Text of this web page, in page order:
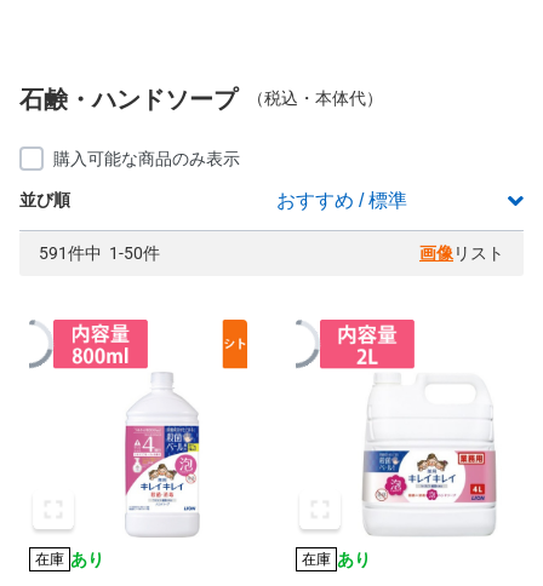
石鹸・ハンドソープ （税込・本体代）
購入可能な商品のみ表示
並び順
591件中 1-50件 画像 リスト
在庫 あり
在庫 あり